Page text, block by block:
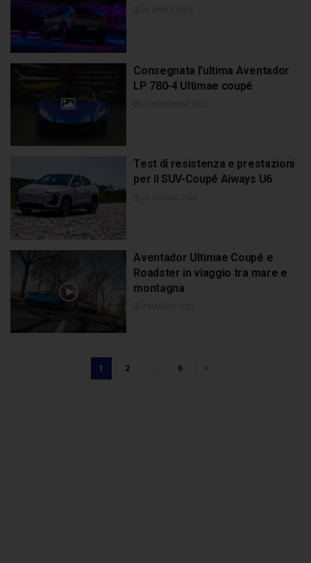
Consegnata l’ultima Aventador
LP 780-4 Ultimae coupé
Test di resistenza e prestazioni
per il SUV-Coupé Aiways U6
Aventador Ultimae Coupé e
Roadster in viaggio tra mare e
montagna
1 2 … 6